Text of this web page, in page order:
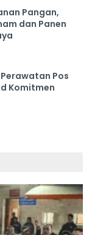
Pangan,
dan Panen
Pos
Komitmen